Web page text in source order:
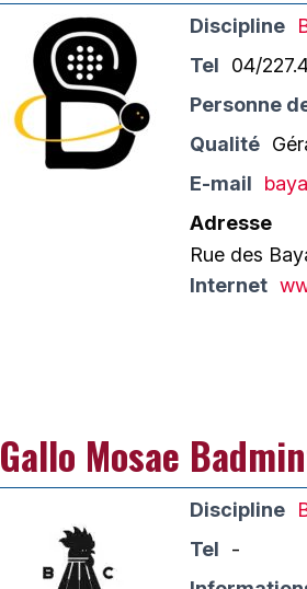
Discipline
Tel
04/
Personne
Qualité
E-mail
Adresse
Rue des
Internet
Gallo Mosae
Discipline
Tel
-